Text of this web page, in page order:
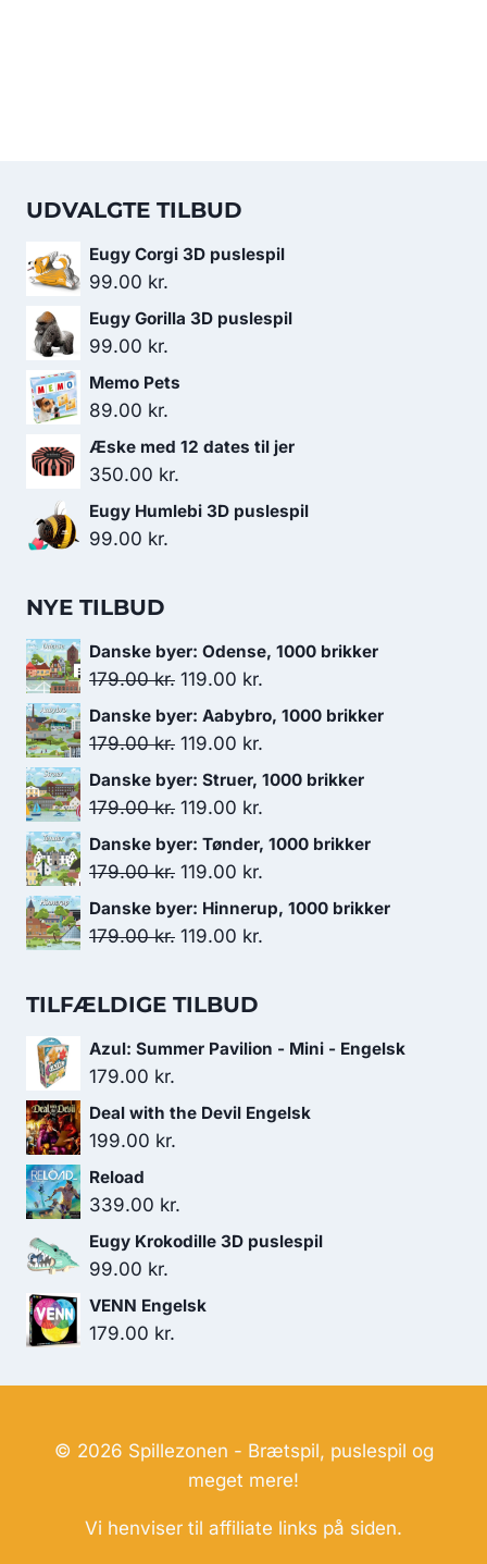
UDVALGTE TILBUD
Eugy Corgi 3D puslespil
99.00 kr.
Eugy Gorilla 3D puslespil
99.00 kr.
Memo Pets
89.00 kr.
Æske med 12 dates til jer
350.00 kr.
Eugy Humlebi 3D puslespil
99.00 kr.
NYE TILBUD
Danske byer: Odense, 1000 brikker
179.00kr. Den
oprindelige
pris
179.00 kr..
119.00 kr.
aktuelle
Danske byer: Aabybro, 1000 brikker
179.00kr. Den
oprindelige
pris
179.00 kr..
119.00 kr.
aktuelle
Danske byer: Struer, 1000 brikker
179.00kr. Den
oprindelige
pris
179.00 kr..
119.00 kr.
aktuelle
119.00 kr..
Danske byer: Tønder, 1000 brikker
179.00kr. Den
oprindelige
pris
119.00 kr.
aktuelle
Danske byer: Hinnerup, 1000 brikker
179.00kr. Den
pris
179.00 kr..
119.00 kr.
119.00 kr..
TILFÆLDIGE TILBUD
Azul: Summer Pavilion - Mini - Engelsk
179.00 kr.
Deal with the Devil Engelsk
199.00 kr.
Reload
339.00 kr.
Eugy Krokodille 3D puslespil
99.00 kr.
VENN Engelsk
179.00 kr.
© 2026 Spillezonen - Brætspil, puslespil og
meget mere!
Vi henviser til affiliate links på siden.